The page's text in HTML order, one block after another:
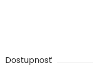
Dostupnosť